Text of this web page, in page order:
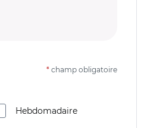
* champ obligatoire
Hebdomadaire